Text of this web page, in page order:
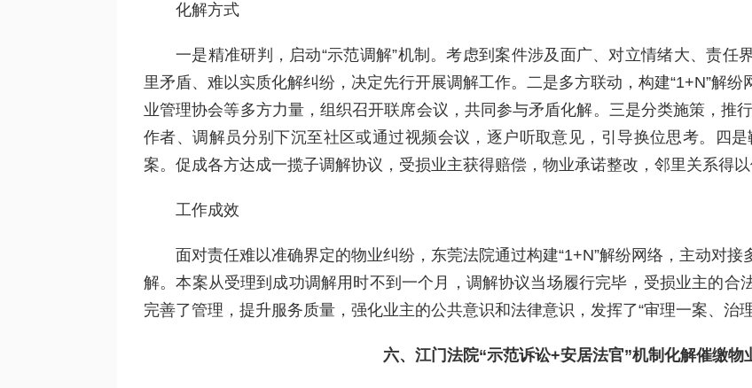
化解方式
一是精准研判，启动“示范调解”机制。考虑到案件涉及面广、对立情绪大、责任
里矛盾、难以实质化解纠纷，决定先行开展调解工作。二是多方联动，构建“1+N”解
业管理协会等多方力量，组织召开联席会议，共同参与矛盾化解。三是分类施策，推
作者、调解员分别下沉至社区或通过视频会议，逐户听取意见，引导换位思考。四
案。促成各方达成一揽子调解协议，受损业主获得赔偿，物业承诺整改，邻里关系得以
工作成效
面对责任难以准确界定的物业纠纷，东莞法院通过构建“1+N”解纷网络，主动对
解。本案从受理到成功调解用时不到一个月，调解协议当场履行完毕，受损业主的合
完善了管理，提升服务质量，强化业主的公共意识和法律意识，发挥了“审理一案、治
六、江门法院“示范诉讼+安居法官”机制化解催缴物